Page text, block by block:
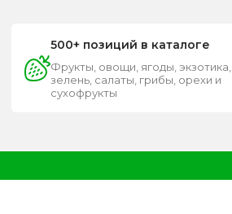
500+ позиций в каталоге
Фрукты, овощи, ягоды, экзотика,
зелень, салаты, грибы, орехи и
сухофрукты